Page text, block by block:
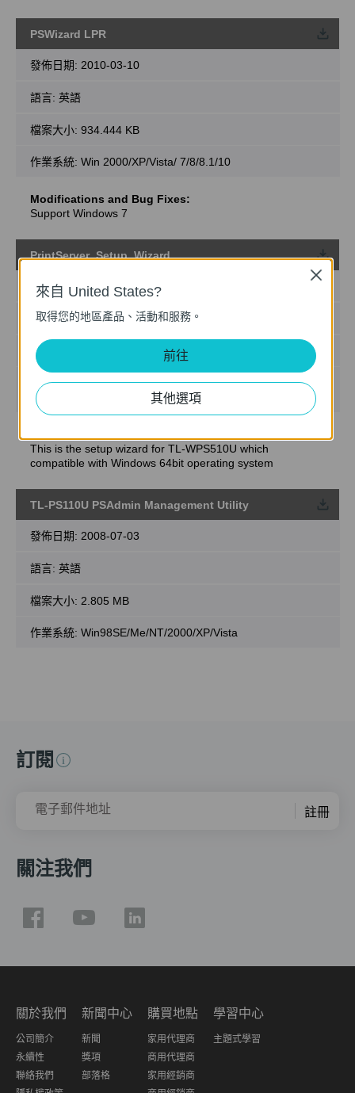
PSWizard LPR
發佈日期: 2010-03-10
語言: 英語
檔案大小: 934.444 KB
作業系統: Win 2000/XP/Vista/ 7/8/8.1/10
Modifications and Bug Fixes:
Support Windows 7
PrintServer_Setup_Wizard
載
發佈日期:2009-01-13
語言:英語
檔案大小:
作業系統: Windows 2000/XP/XP 64bit/2003/Vista/Vista
64bit
This is the setup wizard for TL-WPS510U which
compatible with Windows 64bit operating system
TL-PS110U PSAdmin Management Utility
發佈日期: 2008-07-03
語言: 英語
檔案大小: 2.805 MB
作業系統: Win98SE/Me/NT/2000/XP/Vista
訂閱
電子郵件地址 註冊
關注我們
關於我們
公司簡介
永續性
聯絡我們
新聞中心
新聞
獎項
部落格
購買地點
家用代理商
商用代理商
家用經銷商
學習中心
主題式學習
來自 United States?
取得您的地區產品、活動和服務。
前往
其他選項
Close